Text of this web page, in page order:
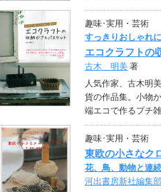
趣味･実用・芸術
すっきりおしゃれ
エコクラフトの
古木 明美 著
人気作家、古木明
貨の作品集。小物
端エコで作るプチ
趣味･実用・芸術
東欧の小さなク
花、鳥、動物と連
河出書房新社編集部